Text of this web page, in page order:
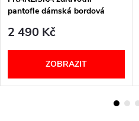
pantofle dámská bordová
2 490 Kč
ZOBRAZIT